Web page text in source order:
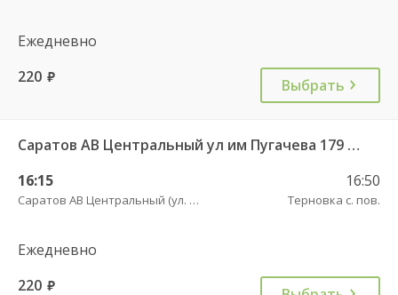
Ежедневно
220 руб. Выбрать
Саратов АВ Центральный ул им Пугачева 179 А — Старая Полтавка
16:15
Саратов АВ Центральный (ул. им. Пугачева, 179 А)
16:50
Терновка с. пов.
Ежедневно
220 руб.